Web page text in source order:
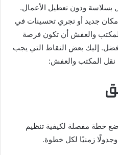
بسلاسة ودون تعطيل الأعمال.
جديد أو تجري تحسينات في
المكتب والعفش أن تكون فرصة
إليك بعض النقاط التي يجب
نقل المكتب والعفش:
خطة مفصلة لكيفية تنظيم
وجدولًا زمنيًا لكل خطوة.